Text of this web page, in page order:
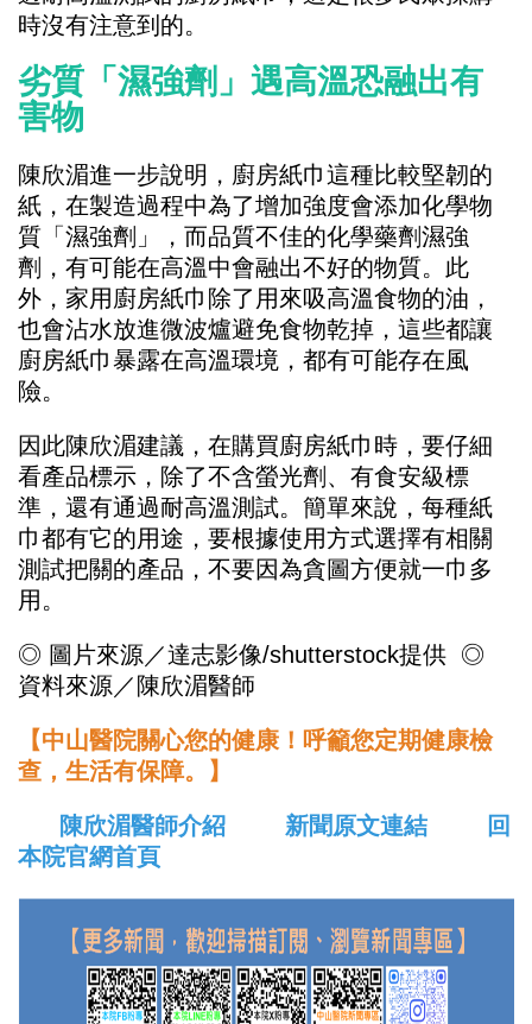
時沒有注意到的。
劣質「濕強劑」遇高溫恐融出有
害物
陳欣湄進一步說明，廚房紙巾這種比較堅韌的
紙，在製造過程中為了增加強度會添加化學物
質「濕強劑」，而品質不佳的化學藥劑濕強
劑，有可能在高溫中會融出不好的物質。此
外，家用廚房紙巾除了用來吸高溫食物的油，
也會沾水放進微波爐避免食物乾掉，這些都讓
廚房紙巾暴露在高溫環境，都有可能存在風
險。
因此陳欣湄建議，在購買廚房紙巾時，要仔細
看產品標示，除了不含螢光劑、有食安級標
準，還有通過耐高溫測試。簡單來說，每種紙
巾都有它的用途，要根據使用方式選擇有相關
測試把關的產品，不要因為貪圖方便就一巾多
用。
◎ 圖片來源／達志影像/shutterstock提供 ◎
資料來源／陳欣湄醫師
【中山醫院關心您的健康！呼籲您定期健康檢
查，生活有保障。】
陳欣湄醫師介紹
新聞原文連結
回
本院官網首頁